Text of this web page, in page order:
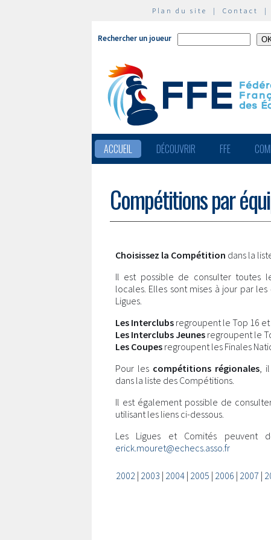
Plan du site | Contact |
Rechercher un joueur
ACCUEIL DÉCOUVRIR FFE
Compétitions par
Choisissez la Compétition dans la
Il est possible de consulter toutes
locales. Elles sont mises à jour par
Ligues.
Les Interclubs regroupent le Top 16 et
Les Interclubs Jeunes regroupent le
Les Coupes regroupent les Finales
Pour les compétitions régionales,
dans la liste des Compétitions.
Il est également possible de
utilisant les liens ci-dessous.
Les Ligues et Comités peuvent
erick.mouret@echecs.asso.fr
2002| 2003 | 2004| 2005 | 2006 | 2007 |